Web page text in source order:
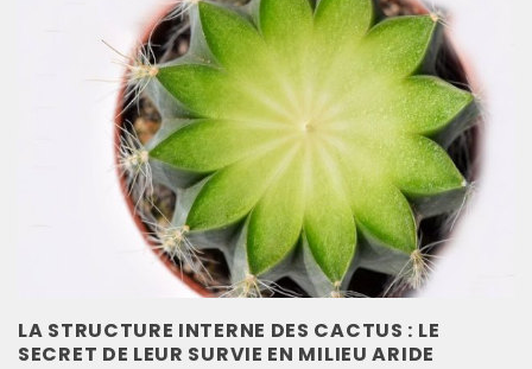
LA STRUCTURE INTERNE DES CACTUS : LE
SECRET DE LEUR SURVIE EN MILIEU ARIDE